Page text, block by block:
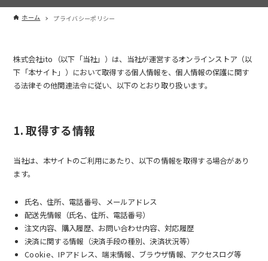
ホーム プライバシーポリシー
株式会社ito（以下「当社」）は、当社が運営するオンラインストア（以
下「本サイト」）において取得する個人情報を、個人情報の保護に関す
る法律その他関連法令に従い、以下のとおり取り扱います。
1. 取得する情報
当社は、本サイトのご利用にあたり、以下の情報を取得する場合があり
ます。
氏名、住所、電話番号、メールアドレス
配送先情報（氏名、住所、電話番号）
注文内容、購入履歴、お問い合わせ内容、対応履歴
決済に関する情報（決済手段の種別、決済状況等）
Cookie、IPアドレス、端末情報、ブラウザ情報、アクセスログ等